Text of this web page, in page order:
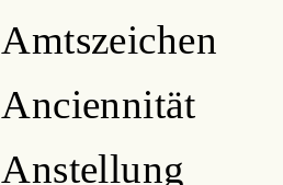
Amtszeichen
Anciennität
Anstellung